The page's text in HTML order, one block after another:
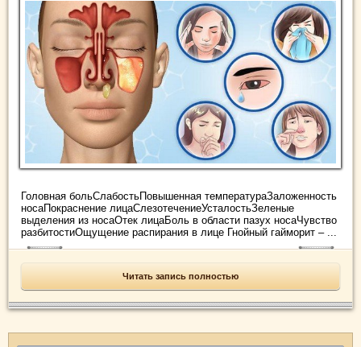
Головная больСлабостьПовышенная температураЗаложенность
носаПокраснение лицаСлезотечениеУсталостьЗеленые
выделения из носаОтек лицаБоль в области пазух носаЧувство
разбитостиОщущение распирания в лице Гнойный гайморит – ...
Читать запись полностью